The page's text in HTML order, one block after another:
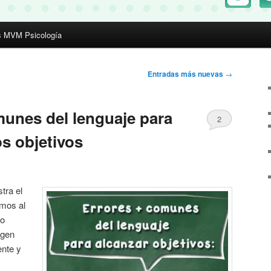
MVM Psicología
Entradas más nuevas →
del lenguaje para
objetivos
2
el
al
y